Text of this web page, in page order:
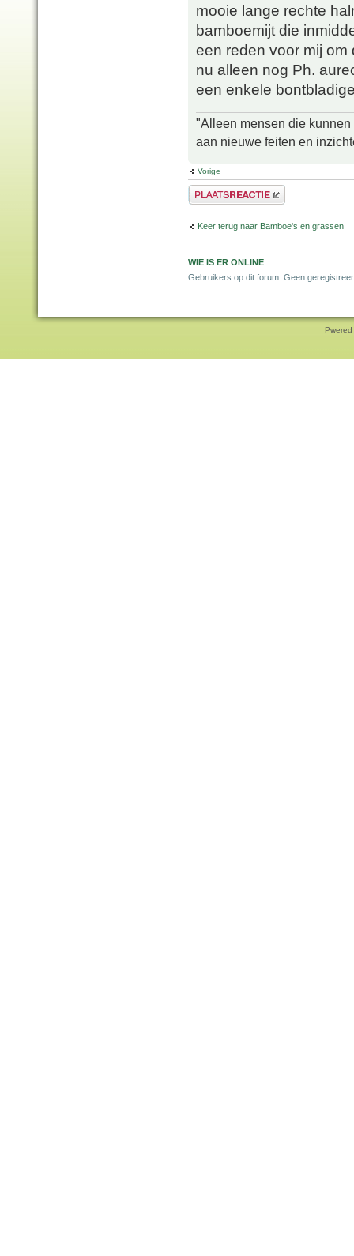
mooie lange rechte
bamboemijt die
een reden voor mij
nu alleen nog Ph.
een enkele
"Alleen mensen die
aan nieuwe feiten en
Vorige
Plaats een reactie
Keer terug naar Bamboe's en grassen
WIE IS ER ONLINE
Gebruikers op dit forum: Geen